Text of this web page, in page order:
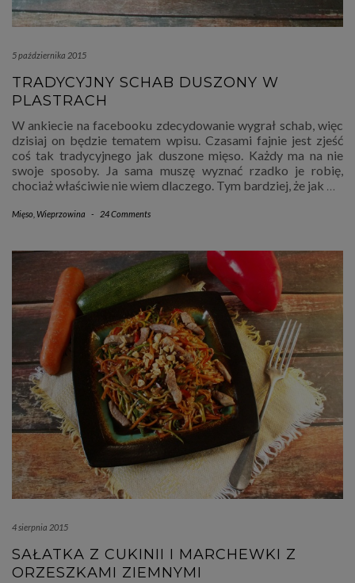
5 października 2015
TRADYCYJNY SCHAB DUSZONY W
PLASTRACH
W ankiecie na facebooku zdecydowanie wygrał schab, więc
dzisiaj on będzie tematem wpisu. Czasami fajnie jest zjeść
coś tak tradycyjnego jak duszone mięso. Każdy ma na nie
swoje sposoby. Ja sama muszę wyznać rzadko je robię,
chociaż właściwie nie wiem dlaczego. Tym bardziej, że jak …
Mięso Wieprzowina - 24 Comments
4 sierpnia 2015
SAŁATKA Z CUKINII I MARCHEWKI Z
ORZESZKAMI ZIEMNYMI